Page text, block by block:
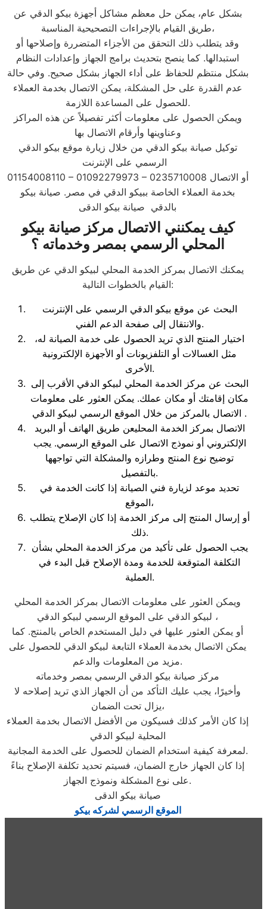
بشكل عام، يمكن حل معظم مشاكل أجهزة بيكو الدقي عن
طريق القيام بالإجراءات التصحيحية المناسبة،
وقد يتطلب ذلك التحقق من الأجزاء المتضررة وإصلاحها أو
استبدالها. كما ينصح بتحديث برامج الجهاز وإعدادات النظام
بشكل منتظم للحفاظ على أداء الجهاز بشكل صحيح. وفي حالة
عدم القدرة على حل المشكلة، يمكن الاتصال بخدمة العملاء
للحصول على المساعدة اللازمة.
ويمكن الحصول على معلومات أكثر تفصيلاً عن هذه المراكز
وعناوينها وأرقام الاتصال بها
توكيل صيانة بيكو الدقي من خلال زيارة موقع بيكو الدقي
الرسمي على الإنترنت
01154008110 – 01092279973 – 0235710008 أو الاتصال
بخدمة العملاء الخاصة ببيكو الدقي في مصر. صيانة بيكو
بالدقي صيانة بيكو الدقى
كيف يمكنني الاتصال مركز صيانة بيكو
المحلي الرسمي بمصر وخدماته ؟
يمكنك الاتصال بمركز الخدمة المحلي لبيكو الدقي عن طريق
القيام بالخطوات التالية:
البحث عن موقع بيكو الدقي الرسمي على الإنترنت
والانتقال إلى صفحة الدعم الفني.
اختيار المنتج الذي تريد الحصول على خدمة الصيانة له،
مثل الغسالات أو التلفزيونات أو الأجهزة الإلكترونية
الأخرى.
البحث عن مركز الخدمة المحلي لبيكو الدقي الأقرب إلى
مكان إقامتك أو مكان عملك. يمكن العثور على معلومات
الاتصال بالمركز من خلال الموقع الرسمي لبيكو الدقي .
الاتصال بمركز الخدمة المحليعن طريق الهاتف أو البريد
الإلكتروني أو نموذج الاتصال على الموقع الرسمي. يجب
توضيح نوع المنتج وطرازه والمشكلة التي تواجهها
بالتفصيل.
تحديد موعد لزيارة فني الصيانة إذا كانت الخدمة في
الموقع،
أو إرسال المنتج إلى مركز الخدمة إذا كان الإصلاح يتطلب
ذلك.
يجب الحصول على تأكيد من مركز الخدمة المحلي بشأن
التكلفة المتوقعة للخدمة ومدة الإصلاح قبل البدء في
العملية.
ويمكن العثور على معلومات الاتصال بمركز الخدمة المحلي
لبيكو الدقي على الموقع الرسمي لبيكو الدقي ،
أو يمكن العثور عليها في دليل المستخدم الخاص بالمنتج. كما
يمكن الاتصال بخدمة العملاء التابعة لبيكو الدقي للحصول على
مزيد من المعلومات والدعم.
مركز صيانة بيكو الدقي الرسمي بمصر وخدماته
وأخيرًا، يجب عليك التأكد من أن الجهاز الذي تريد إصلاحه لا
يزال تحت الضمان،
إذا كان الأمر كذلك فسيكون من الأفضل الاتصال بخدمة العملاء
المحلية لبيكو الدقي
لمعرفة كيفية استخدام الضمان للحصول على الخدمة المجانية.
إذا كان الجهاز خارج الضمان، فسيتم تحديد تكلفة الإصلاح بناءً
على نوع المشكلة ونموذج الجهاز.
صيانة بيكو الدقى
الموقع الرسمي لشركه بيكو